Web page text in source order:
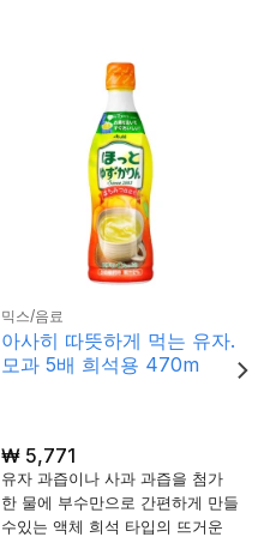
믹스/음료
아사히 따뜻하게 먹는 유자.
모과 5배 희석용 470m
₩5,771
유자 과즙이나 사과 과즙을 첨가
한 물에 부수만으로 간편하게 만들
수있는 액체 희석 타입의 뜨거운